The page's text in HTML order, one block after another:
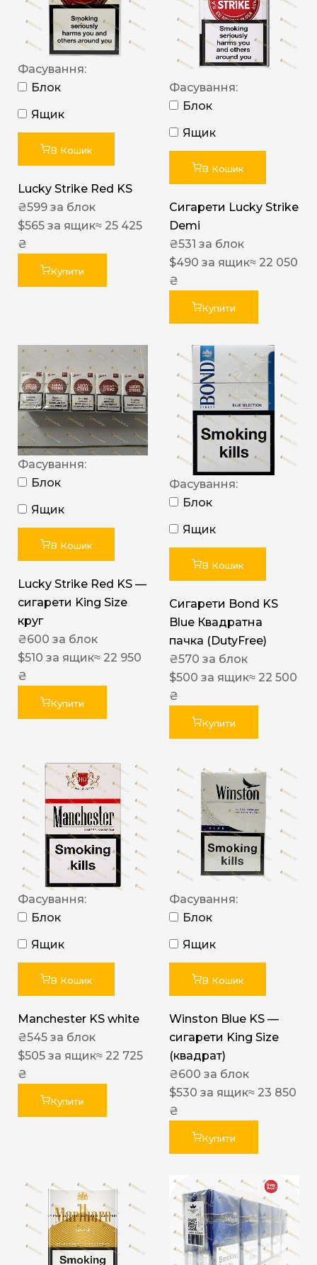
Фасування:
Блок
Ящик
В Кошик
Lucky Strike Red KS
₴599 за блок
$565 за ящик≈ 25 425
₴
Купити
Фасування:
Блок
Ящик
В Кошик
Сигарети Lucky Strike
Demi
₴531 за блок
$490 за ящик≈ 22 050
₴
Купити
Фасування:
Блок
Ящик
В Кошик
Lucky Strike Red KS —
сигарети King Size
круг
₴600 за блок
$510 за ящик≈ 22 950
₴
Купити
Фасування:
Блок
Ящик
В Кошик
Сигарети Bond KS
Blue Квадратна
пачка (DutyFree)
₴570 за блок
$500 за ящик≈ 22 500
₴
Купити
Фасування:
Блок
Ящик
В Кошик
Manchester KS white
₴545 за блок
$505 за ящик≈ 22 725
₴
Купити
Фасування:
Блок
Ящик
В Кошик
Winston Blue KS —
сигарети King Size
(квадрат)
₴600 за блок
$530 за ящик≈ 23 850
₴
Купити